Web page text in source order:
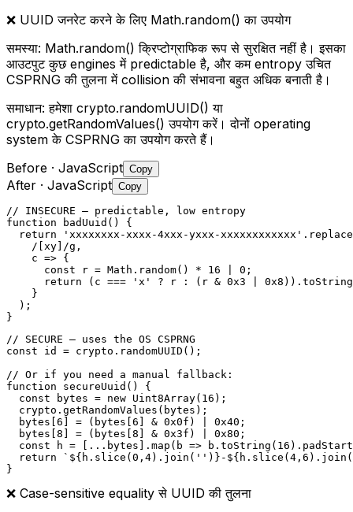
❌ UUID जनरेट करने के लिए Math.random() का उपयोग
समस्या: Math.random() क्रिप्टोग्राफिक रूप से सुरक्षित नहीं है। इसका
आउटपुट कुछ engines में predictable है, और कम entropy उचित
CSPRNG की तुलना में collision की संभावना बहुत अधिक बनाती है।
समाधान: हमेशा crypto.randomUUID() या
crypto.getRandomValues() उपयोग करें। दोनों operating
system के CSPRNG का उपयोग करते हैं।
Before · JavaScript Copy
After · JavaScript Copy
// INSECURE — predictable, low entropy
function badUuid() {
return 'xxxxxxxx-xxxx-4xxx-yxxx-
    /[xy]/g,
    c => {
      const r = Math.random() * 16 | 0;
return (c === 'x' ? r : (r & 0x3 |
    }
  );
}
// SECURE — uses the OS CSPRNG
const id = crypto.randomUUID();
// Or if you need a manual fallback:
function secureUuid() {
  const bytes = new Uint8Array(16);
  crypto.getRandomValues(bytes);
  bytes[6] = (bytes[6] & 0x0f) | 0x40;
  bytes[8] = (bytes[8] & 0x3f) | 0x80;
const h = [...bytes].map(b =>
return `${h.slice(0,4).join('')}-
}
❌ Case-sensitive equality से UUID की तुलना